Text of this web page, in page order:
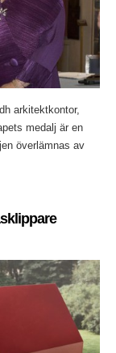
arkitektkontor,
medalj är en
överlämnas av